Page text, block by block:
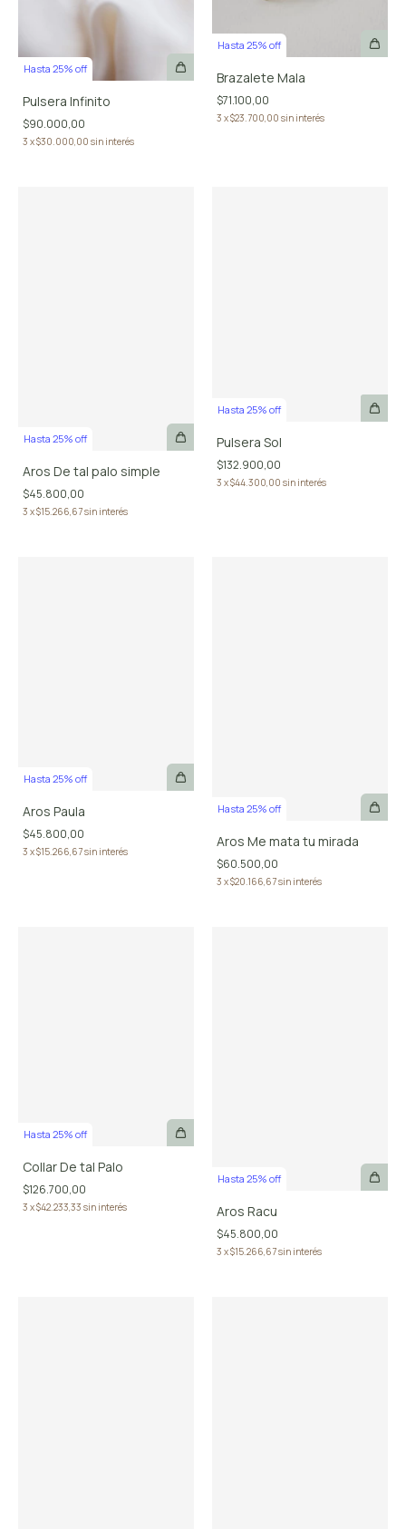
Hasta 25% off
Pulsera Infinito
$90.000,00
3 x$30.000,00 sin interés
Hasta 25% off
Brazalete Mala
$71.100,00
3 x$23.700,00 sin interés
Hasta 25% off
Aros De tal palo simple
$45.800,00
3 x$15.266,67sin interés
Hasta 25% off
Pulsera Sol
$132.900,00
3 x$44.300,00 sin interés
Hasta 25% off
Aros Paula
$45.800,00
3 x$15.266,67sin interés
Hasta 25% off
Aros Me mata tu mirada
$60.500,00
3 x$20.166,67sin interés
Hasta 25% off
Collar De tal Palo
$126.700,00
3 x$42.233,33 sin interés
Hasta 25% off
Aros Racu
$45.800,00
3 x$15.266,67sin interés